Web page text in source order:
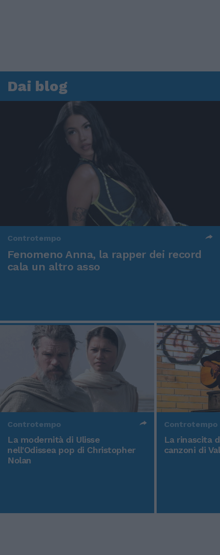
Dai blog
Controtempo
Fenomeno Anna, la rapper dei record
cala un altro asso
Controtempo
La modernità di Ulisse
nell'Odissea pop di Christopher
Nolan
Controtempo
La rinascita
canzoni di